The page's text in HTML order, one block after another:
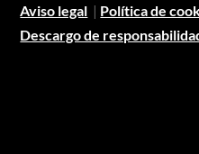
Aviso legal | Política de
Descargo de